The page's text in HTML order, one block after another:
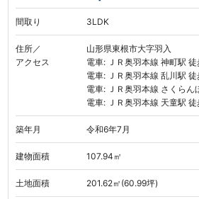
間取り 3LDK
住所／
アクセス
山形県東根市大字羽入
電車: ＪＲ奥羽本線 神町駅
電車: ＪＲ奥羽本線 乱川駅
電車: ＪＲ奥羽本線 さくら
電車: ＪＲ奥羽本線 天童駅
築年月 令和6年7月
建物面積 107.94㎡
土地面積 201.62㎡(60.99坪)